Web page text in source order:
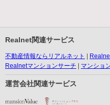
Realnet関連サービス
不動産情報ならリアルネット
Realnetマンションサーチ
マンショ
運営会社関連サービス